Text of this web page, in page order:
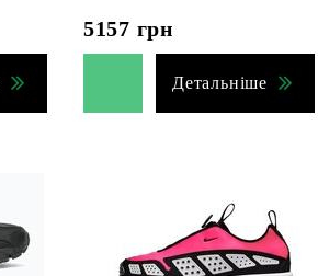
5157 грн
Детальніше